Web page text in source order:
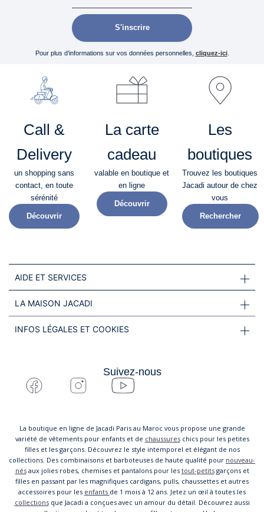
S'inscrire
Pour plus d’informations sur vos données personnelles, cliquez-ici.
Call &
Delivery
un shopping sans
contact, en toute
sérénité​
Découvrir
La carte
cadeau
valable en boutique et
en ligne
Découvrir
Les
boutiques
Trouvez les boutiques
Jacadi autour de chez
vous
Rechercher
AIDE ET SERVICES
LA MAISON JACADI
INFOS LÉGALES ET COOKIES
Suivez-nous
La boutique en ligne de Jacadi Paris au Maroc vous propose une grande
variété de vêtements pour enfants et de chaussureschics pour les petites
filles et les garçons. Découvrez le style intemporel et élégant de nos
collections. Des combinaisons et barboteuses de haute qualité pour nouveau-
nésaux jolies robes, chemises et pantalons pour les tout-petitsgarçons et
filles en passant par les magnifiques cardigans, pulls, chaussettes et autres
accessoires pour les enfants de 1 mois à 12 ans. Jetez un œil à toutes les
collectionsque Jacadi a conçues avec un amour du détail. Découvrez aussi